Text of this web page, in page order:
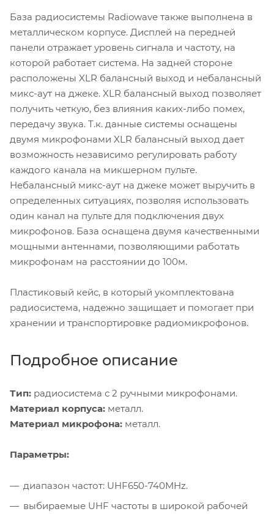
База радиосистемы Radiowave также выполнена в
металлическом корпусе. Дисплей на передней
панели отражает уровень сигнала и частоту, на
которой работает система. На задней стороне
расположены XLR балансный выход и небалансный
микс-аут на джеке. XLR балансный выход позволяет
получить четкую, без влияния каких-либо помех,
передачу звука. Т.к. данные системы оснащены
двумя микрофонами XLR балансный выход дает
возможность независимо регулировать работу
каждого канала на микшерном пульте.
Небалансный микс-аут на джеке может выручить в
определенных ситуациях, позволяя использовать
один канал на пульте для подключения двух
микрофонов. База оснащена двумя качественными
мощными антеннами, позволяющими работать
микрофонам на расстоянии до 100м.
Пластиковый кейс, в который укомплектована
радиосистема, надежно защищает и помогает при
хранении и транспортировке радиомикрофонов.
Подробное описание
Тип: радиосистема с 2 ручными микрофонами.
Материал корпуса: металл.
Материал микрофона: металл.
Параметры:
диапазон частот: UHF650-740MHz.
выбираемые UHF частоты в широкой рабочей